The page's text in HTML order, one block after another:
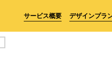
サービス概要 デザインプラ